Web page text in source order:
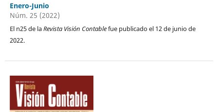
Enero-Junio
Núm. 25 (2022)
El n25 de laRevista Visión Contablefue publicado el 12 de junio de
2022.